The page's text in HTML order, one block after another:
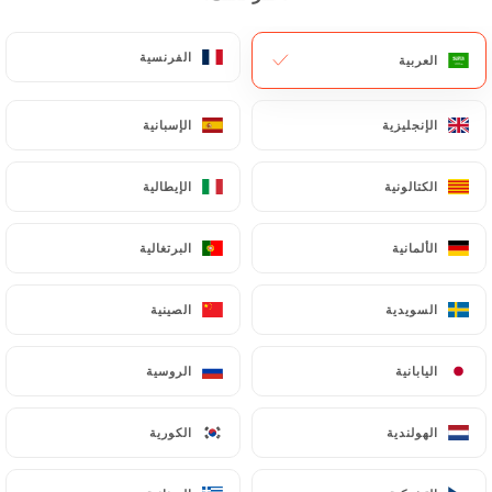
العربية الفرنسية
الإنجليزية الإسبانية
الكتالونية الإيطالية
الألمانية البرتغالية
السويدية الصينية
اليابانية الروسية
الهولندية الكورية
العربية الفرنسية
الإنجليزية الإسبانية
الكتالونية الإيطالية
الألمانية البرتغالية
السويدية الصينية
اليابانية الروسية
الهولندية الكورية